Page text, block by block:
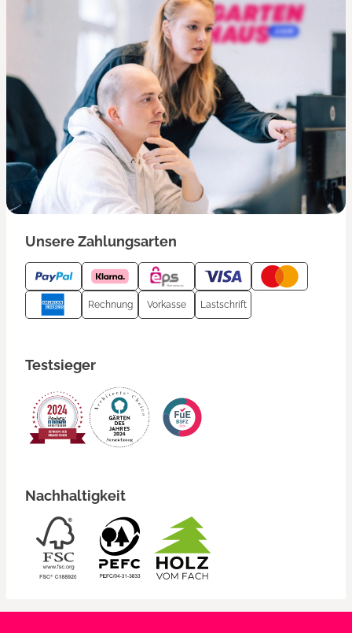
Unsere Zahlungsarten
Rechnung Vorkasse Lastschrift
Testsieger
Nachhaltigkeit